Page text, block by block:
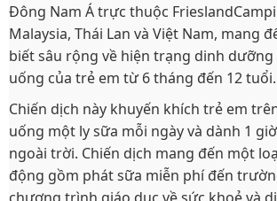
Đông Nam Á trực thuộc
Malaysia, Thái Lan và Việt Nam, mang
biết sâu rộng về hiện trạng dinh dưỡng
uống của trẻ em từ 6 tháng đến 12 tuổi.
Chiến dịch này khuyến khích trẻ em
uống một ly sữa mỗi ngày và dành 1
ngoài trời. Chiến dịch mang đến một
động gồm phát sữa miễn phí đến